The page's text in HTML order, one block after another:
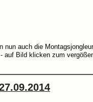
nun auch die
auf Bild klicken zum